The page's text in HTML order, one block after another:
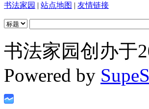
书法家园 | 站点地图 | 友情链接
书法家园创办于
Powered by